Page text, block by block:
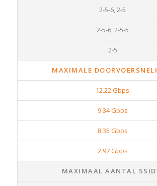
2-5-6, 2-5
2-5-6, 2-5-5
2-5
MAXIMALE
12.22 Gbps
9.34 Gbps
8.35 Gbps
2.97 Gbps
MAXIMAAL AANTAL